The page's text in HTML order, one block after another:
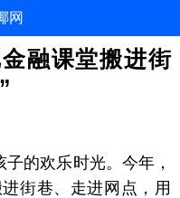
网
融课堂搬进街
子的欢乐时光。今年，
街巷、走进网点，用